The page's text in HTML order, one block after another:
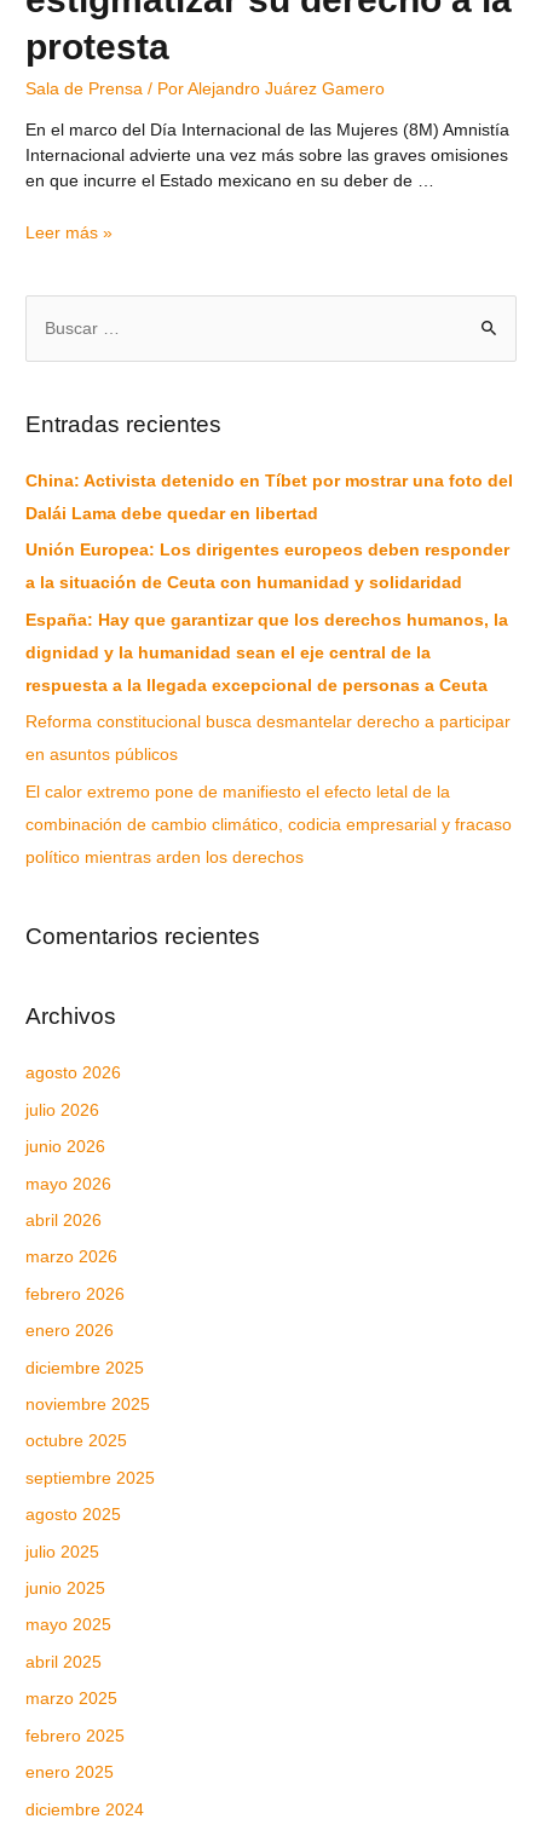
protesta
Sala de Prensa / PorAlejandro Juárez Gamero
En el marco del Día Internacional de las Mujeres (8M) Amnistía
Internacional advierte una vez más sobre las graves omisiones
en que incurre el Estado mexicano en su deber de …
Leer más »
Entradas recientes
China: Activista detenido en Tíbet por mostrar una foto del
Dalái Lama debe quedar en libertad
Unión Europea: Los dirigentes europeos deben responder
a la situación de Ceuta con humanidad y solidaridad
España: Hay que garantizar que los derechos humanos, la
dignidad y la humanidad sean el eje central de la
respuesta a la llegada excepcional de personas a Ceuta
Reforma constitucional busca desmantelar derecho a participar
en asuntos públicos
El calor extremo pone de manifiesto el efecto letal de la
combinación de cambio climático, codicia empresarial y fracaso
político mientras arden los derechos
Comentarios recientes
Archivos
agosto 2026
julio 2026
junio 2026
mayo 2026
abril 2026
marzo 2026
febrero 2026
enero 2026
diciembre 2025
noviembre 2025
octubre 2025
septiembre 2025
agosto 2025
julio 2025
junio 2025
mayo 2025
abril 2025
marzo 2025
febrero 2025
enero 2025
diciembre 2024